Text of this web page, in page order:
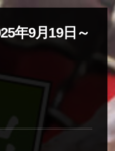
年9月19日～